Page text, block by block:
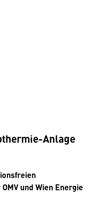
Anlage
und Wien Energie